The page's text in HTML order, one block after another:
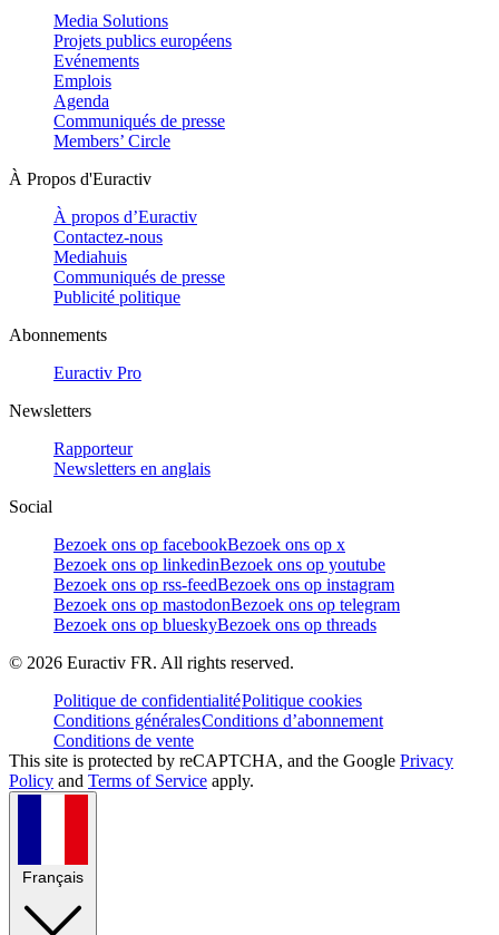
Media Solutions
Projets publics européens
Evénements
Emplois
Agenda
Communiqués de presse
Members’ Circle
À Propos d'Euractiv
À propos d’Euractiv
Contactez-nous
Mediahuis
Communiqués de presse
Publicité politique
Abonnements
Euractiv Pro
Newsletters
Rapporteur
Newsletters en anglais
Social
Bezoek ons op facebookBezoek ons op x
Bezoek ons op linkedinBezoek ons op youtube
Bezoek ons op rss-feedBezoek ons op instagram
Bezoek ons op mastodonBezoek ons op telegram
Bezoek ons op blueskyBezoek ons op threads
© 2026 Euractiv FR. All rights reserved.
Politique de confidentialitéPolitique cookies
Conditions généralesConditions d’abonnement
Conditions de vente
This site is protected by reCAPTCHA, and the Google Privacy
Policy and Terms of Service apply.
Français